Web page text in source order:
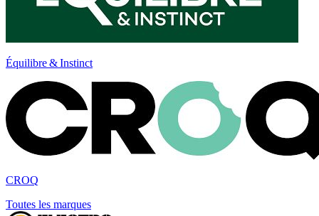
Équilibre & Instinct
CROQ
Toutes les marques